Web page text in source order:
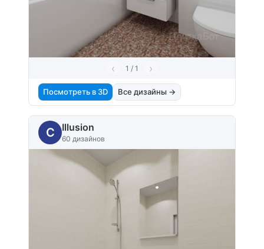
‹ 1 / 1 ›
Посмотреть в 3D Все дизайны →
C Illusion
60 дизайнов